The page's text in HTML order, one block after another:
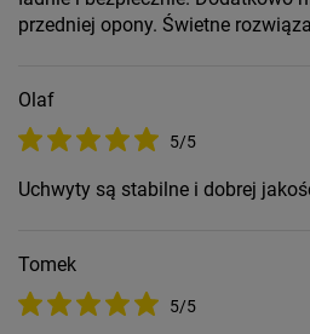
przedniej opony. Świetne
Olaf
5/5
Uchwyty są stabilne i dobrej
Tomek
5/5